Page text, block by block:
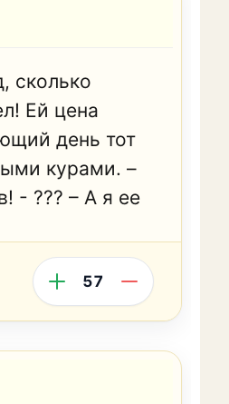
сколько
Ей цена
день тот
курами. –
- ??? – А я ее
57